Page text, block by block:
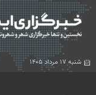
شنبه ۱۷ مرداد ۱۴۰۵